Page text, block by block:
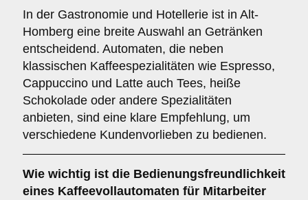
In der Gastronomie und Hotellerie ist in Alt-
Homberg eine breite Auswahl an Getränken
entscheidend. Automaten, die neben
klassischen Kaffeespezialitäten wie Espresso,
Cappuccino und Latte auch Tees, heiße
Schokolade oder andere Spezialitäten
anbieten, sind eine klare Empfehlung, um
verschiedene Kundenvorlieben zu bedienen.
Wie wichtig ist die Bedienungsfreundlichkeit
eines Kaffeevollautomaten für Mitarbeiter